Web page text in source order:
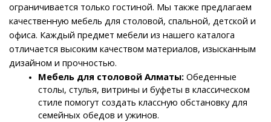
ограничивается только гостиной. Мы также предлагаем
качественную мебель для столовой, спальной, детской и
офиса. Каждый предмет мебели из нашего каталога
отличается высоким качеством материалов, изысканным
дизайном и прочностью.
Мебель для столовой Алматы: Обеденные
столы, стулья, витрины и буфеты в классическом
стиле помогут создать классную обстановку для
семейных обедов и ужинов.